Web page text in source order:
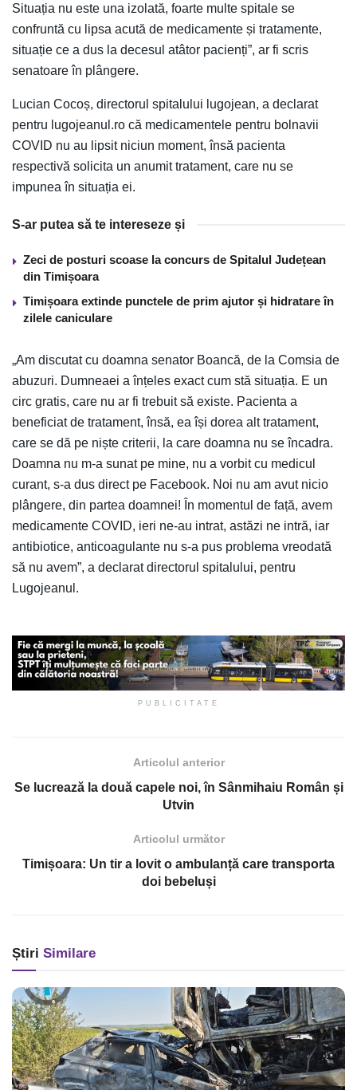
Situația nu este una izolată, foarte multe spitale se
confruntă cu lipsa acută de medicamente și tratamente,
situație ce a dus la decesul atâtor pacienți”, ar fi scris
senatoare în plângere.
Lucian Cocoș, directorul spitalului lugojean, a declarat
pentru lugojeanul.ro că medicamentele pentru bolnavii
COVID nu au lipsit niciun moment, însă pacienta
respectivă solicita un anumit tratament, care nu se
impunea în situația ei.
S-ar putea să te intereseze și
Zeci de posturi scoase la concurs de Spitalul Județean
din Timișoara
Timișoara extinde punctele de prim ajutor și hidratare în
zilele caniculare
„Am discutat cu doamna senator Boancă, de la Comsia de
abuzuri. Dumneaei a înțeles exact cum stă situația. E un
circ gratis, care nu ar fi trebuit să existe. Pacienta a
beneficiat de tratament, însă, ea își dorea alt tratament,
care se dă pe niște criterii, la care doamna nu se încadra.
Doamna nu m-a sunat pe mine, nu a vorbit cu medicul
curant, s-a dus direct pe Facebook. Noi nu am avut nicio
plângere, din partea doamnei! În momentul de față, avem
medicamente COVID, ieri ne-au intrat, astăzi ne intră, iar
antibiotice, anticoagulante nu s-a pus problema vreodată
să nu avem”, a declarat directorul spitalului, pentru
Lugojeanul.
PUBLICITATE
Articolul anterior
Se lucrează la două capele noi, în Sânmihaiu Român și
Utvin
Articolul următor
Timișoara: Un tir a lovit o ambulanță care transporta
doi bebeluși
Știri Similare